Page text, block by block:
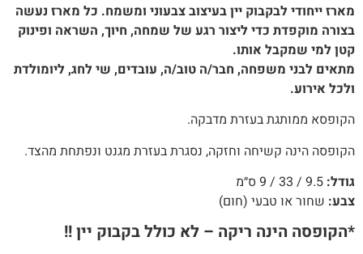
מארז ייחודי לבקבוק יין בעיצוב צבעוני ומשמח. כל מארז נעשה
בצורה מוקפדת כדי ליצור רגע של שמחה, חיוך, השראה ופינוק
קטן למי שמקבל אותו.
מתאים לבני משפחה, חבר/ה טוב/ה, עובדים, שי לחג, ליומולדת
ולכל אירוע.
הקופסא ממותגת בעזרת מדבקה.
הקופסה הינה קשיחה וחזקה, נסגרת בעזרת מגנט ונפתחת מהצד.
גודל: 9.5 / 33 / 9 ס״מ
צבע:שחור או טבעי (חום)
*הקופסה הינה ריקה – לא כולל בקבוק יין !!